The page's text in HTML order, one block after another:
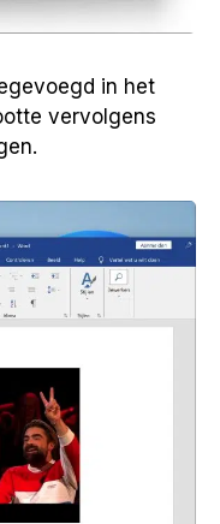
in het
vervolgens